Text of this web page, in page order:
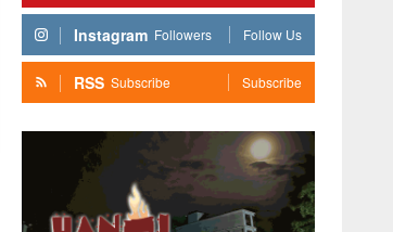
Instagram Followers Follow Us
RSS Subscribe Subscribe